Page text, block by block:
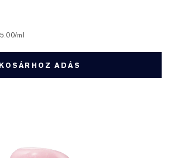
/ml
KOSÁRHOZ ADÁS